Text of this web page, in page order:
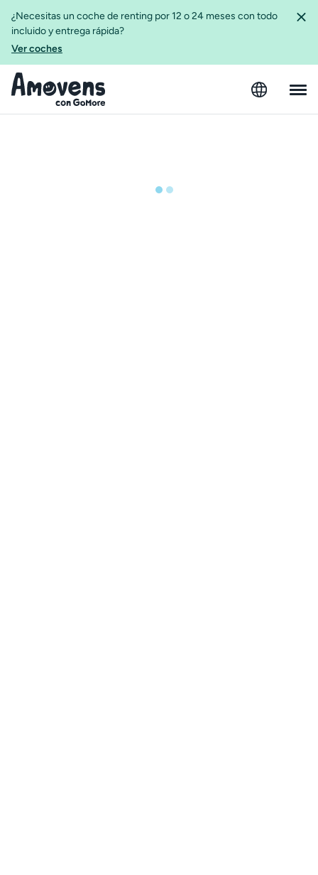
¿Necesitas un coche de renting por 12 o 24 meses con todo
incluido y entrega rápida?
Ver coches